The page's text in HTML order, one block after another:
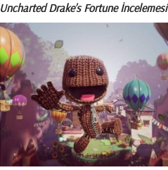
Uncharted Drake’s Fortune İncelemesi